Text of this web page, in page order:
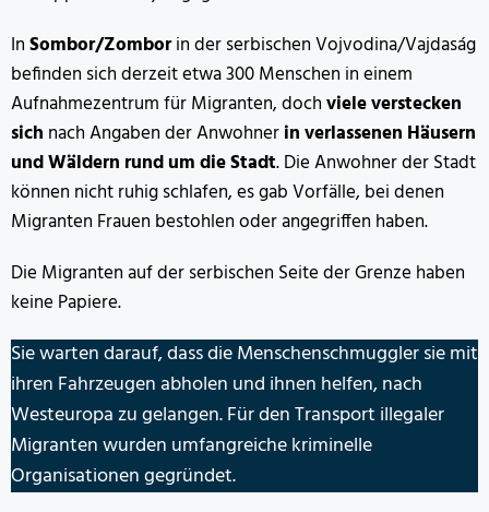
InSombor/Zomborin der serbischen Vojvodina/Vajdaság
befinden sich derzeit etwa 300 Menschen in einem
Aufnahmezentrum für Migranten, dochviele verstecken
sich nach Angaben der Anwohnerin verlassenen Häusern
und Wäldern rund um die Stadt. Die Anwohner der Stadt
können nicht ruhig schlafen, es gab Vorfälle, bei denen
Migranten Frauen bestohlen oder angegriffen haben.
Die Migranten auf der serbischen Seite der Grenze haben
keine Papiere.
Sie warten darauf, dass die Menschenschmuggler sie mit
ihren Fahrzeugen abholen und ihnen helfen, nach
Westeuropa zu gelangen. Für den Transport illegaler
Migranten wurden umfangreiche kriminelle
Organisationen gegründet.